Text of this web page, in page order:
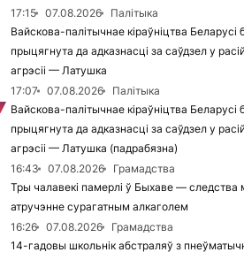
17:15
07.08.2026
Палітыка
Вайскова-палітычнае кіраўніцтва Беларусі
прыцягнута да адказнасці за саўдзел у
агрэсіі — Латушка
17:07
07.08.2026
Палітыка
Вайскова-палітычнае кіраўніцтва Беларусі
прыцягнута да адказнасці за саўдзел у
агрэсіі — Латушка (падрабязна)
16:43
07.08.2026
Грамадства
Тры чалавекі памерлі ў Быхаве — следства
атручэнне сурагатным алкаголем
16:26
07.08.2026
Грамадства
14-гадовы школьнік абстраляў з